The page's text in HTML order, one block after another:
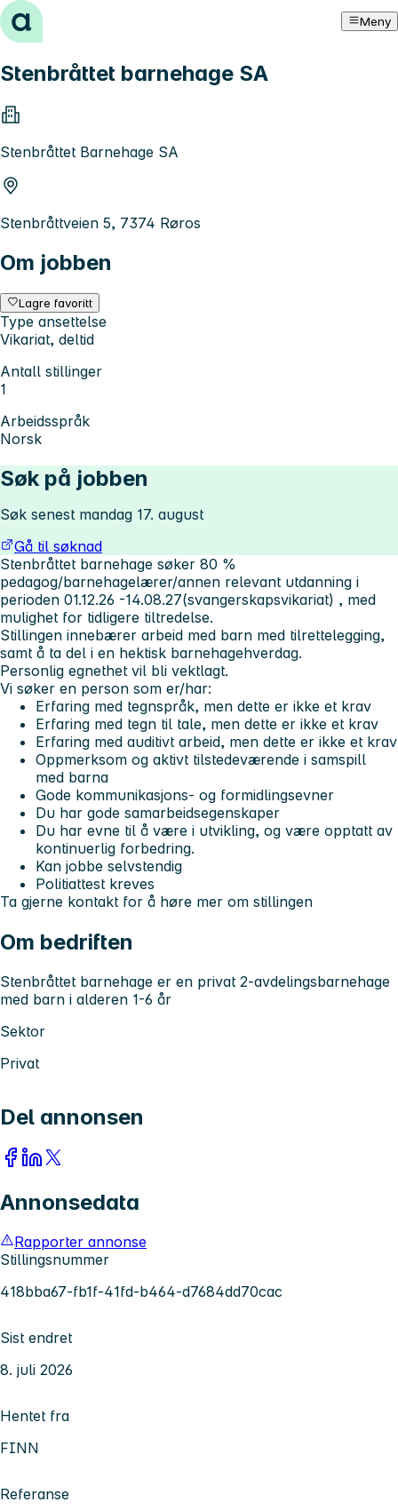
Hopp til innhold Meny
Stenbråttet barnehage SA
Stenbråttet Barnehage SA
Stenbråttveien 5, 7374 Røros
Om jobben
Lagre favoritt
Type ansettelse
Vikariat, deltid
Antall stillinger
1
Arbeidsspråk
Norsk
Søk på jobben
Søk senest mandag 17. august
Gå til søknad
Stenbråttet barnehage søker 80 %
pedagog/barnehagelærer/annen relevant utdanning i
perioden 01.12.26 -14.08.27(svangerskapsvikariat) , med
mulighet for tidligere tiltredelse.
Stillingen innebærer arbeid med barn med tilrettelegging,
samt å ta del i en hektisk barnehagehverdag.
Personlig egnethet vil bli vektlagt.
Vi søker en person som er/har:
Erfaring med tegnspråk, men dette er ikke et krav
Erfaring med tegn til tale, men dette er ikke et krav
Erfaring med auditivt arbeid, men dette er ikke et krav
Oppmerksom og aktivt tilstedeværende i samspill
med barna
Gode kommunikasjons- og formidlingsevner
Du har gode samarbeidsegenskaper
Du har evne til å være i utvikling, og være opptatt av
kontinuerlig forbedring.
Kan jobbe selvstendig
Politiattest kreves
Ta gjerne kontakt for å høre mer om stillingen
Om bedriften
Stenbråttet barnehage er en privat 2-avdelingsbarnehage
med barn i alderen 1-6 år
Sektor
Privat
Del annonsen
Annonsedata
Rapporter annonse
Stillingsnummer
418bba67-fb1f-41fd-b464-d7684dd70cac
Sist endret
8. juli 2026
Hentet fra
FINN
Referanse